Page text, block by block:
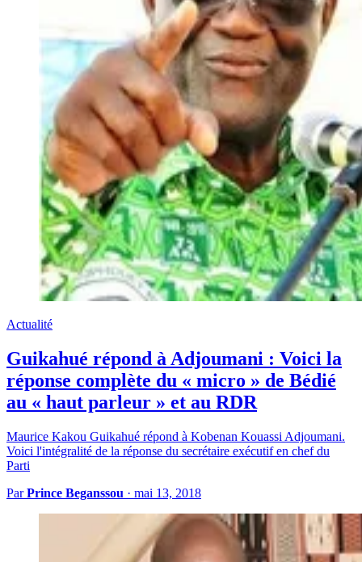
Actualité
Guikahué répond à Adjoumani : Voici la
réponse complète du « micro » de Bédié
au « haut parleur » et au RDR
Maurice Kakou Guikahué répond à Kobenan Kouassi Adjoumani.
Voici l'intégralité de la réponse du secrétaire exécutif en chef du
Parti
ParPrince Beganssou · mai 13, 2018